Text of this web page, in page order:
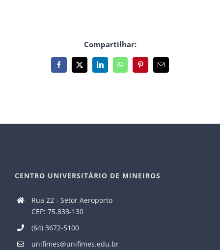
Compartilhar:
Facebook
X LinkedInWhatsAppPinterest
E-
mail
CENTRO UNIVERSITÁRIO DE MINEIROS
Rua 22 - Setor Aeroporto
CEP: 75.833-130
(64) 3672-5100
unifimes@unifimes.edu.br